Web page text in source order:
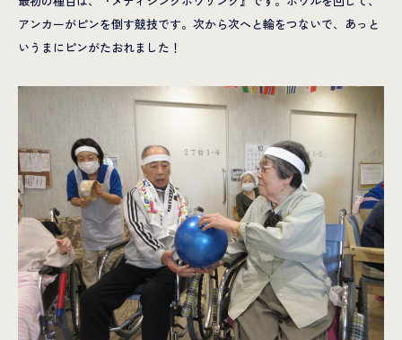
アンカーがピンを倒す競技です。次から次へと輪をつないで、あっと
いうまにピンがたおれました！